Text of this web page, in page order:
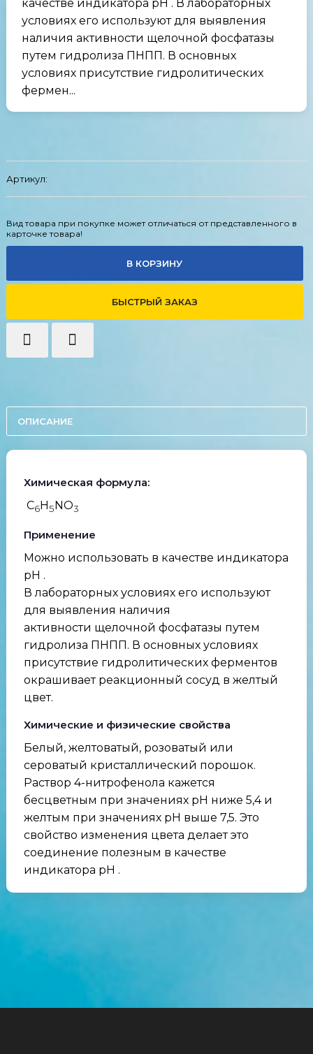
качестве индикатора pH . В лабораторных
условиях его используют для выявления
наличия активности щелочной фосфатазы
путем гидролиза ПНПП. В основных
условиях присутствие гидролитических
фермен...
Артикул:
Вид товара при покупке может отличаться от представленного в
карточке товара!
В КОРЗИНУ
БЫСТРЫЙ ЗАКАЗ
ОПИСАНИЕ
Химическая формула:
C6H5NO3
Применение
Можно использовать в качестве индикатора
pH .
В лабораторных условиях его используют
для выявления наличия
активности щелочной фосфатазы путем
гидролиза ПНПП. В основных условиях
присутствие гидролитических ферментов
окрашивает реакционный сосуд в желтый
цвет.
Химические и физические свойства
Белый, желтоватый, розоватый или
сероватый кристаллический порошок.
Раствор 4-нитрофенола кажется
бесцветным при значениях pH ниже 5,4 и
желтым при значениях pH выше 7,5. Это
свойство изменения цвета делает это
соединение полезным в качестве
индикатора pH .